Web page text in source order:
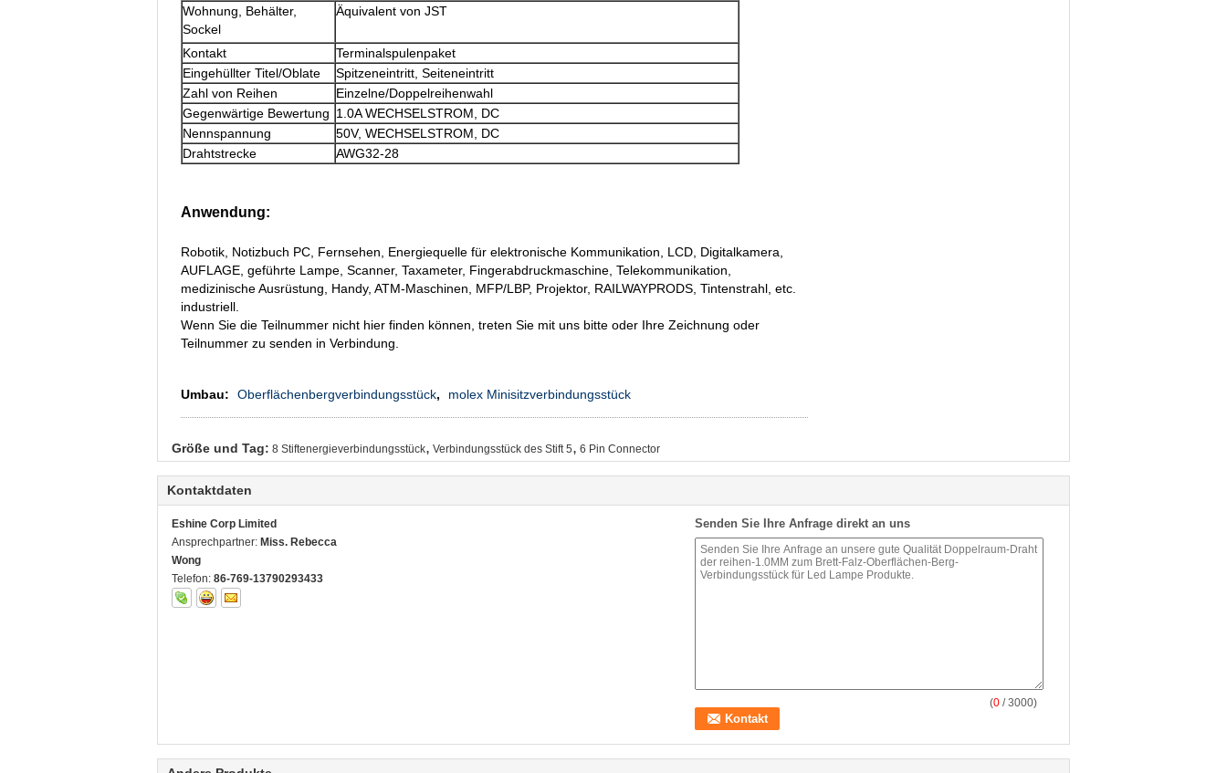
Wohnung, Behälter,
Sockel
Äquivalent von JST
Kontakt
Terminalspulenpaket
Eingehüllter Titel/Oblate
Spitzeneintritt, Seiteneintritt
Zahl von Reihen
Einzelne/Doppelreihenwahl
Gegenwärtige Bewertung 1.0A WECHSELSTROM, DC
Nennspannung
50V, WECHSELSTROM, DC
Drahtstrecke
AWG32-28
Anwendung:
Robotik, Notizbuch PC, Fernsehen, Energiequelle für elektronische Kommunikation, LCD, Digitalkamera,
AUFLAGE, geführte Lampe, Scanner, Taxameter, Fingerabdruckmaschine, Telekommunikation,
medizinische Ausrüstung, Handy, ATM-Maschinen, MFP/LBP, Projektor, RAILWAYPRODS, Tintenstrahl, etc.
industriell.
Wenn Sie die Teilnummer nicht hier finden können, treten Sie mit uns bitte oder Ihre Zeichnung oder
Teilnummer zu senden in Verbindung.
Umbau: Oberflächenbergverbindungsstück, molex Minisitzverbindungsstück
Größe und Tag: 8 Stiftenergieverbindungsstück, Verbindungsstück des Stift 5, 6 Pin Connector
Kontaktdaten
Eshine Corp Limited
Ansprechpartner: Miss. Rebecca
Wong
Telefon: 86-769-13790293433
Senden Sie Ihre Anfrage direkt an uns
(0 / 3000)